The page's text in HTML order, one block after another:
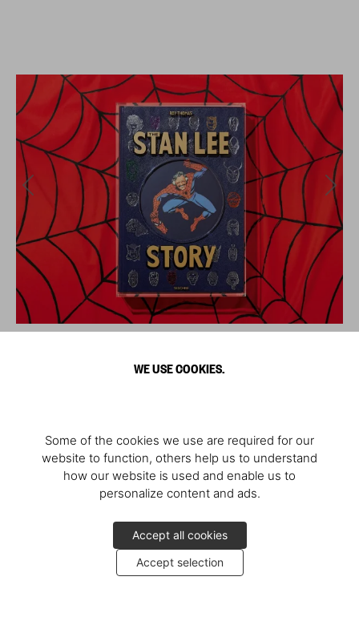
WE USE COOKIES.
Some of the cookies we use are required for our
website to function, others help us to understand
how our website is used and enable us to
personalize content and ads.
Accept all cookies
Accept selection